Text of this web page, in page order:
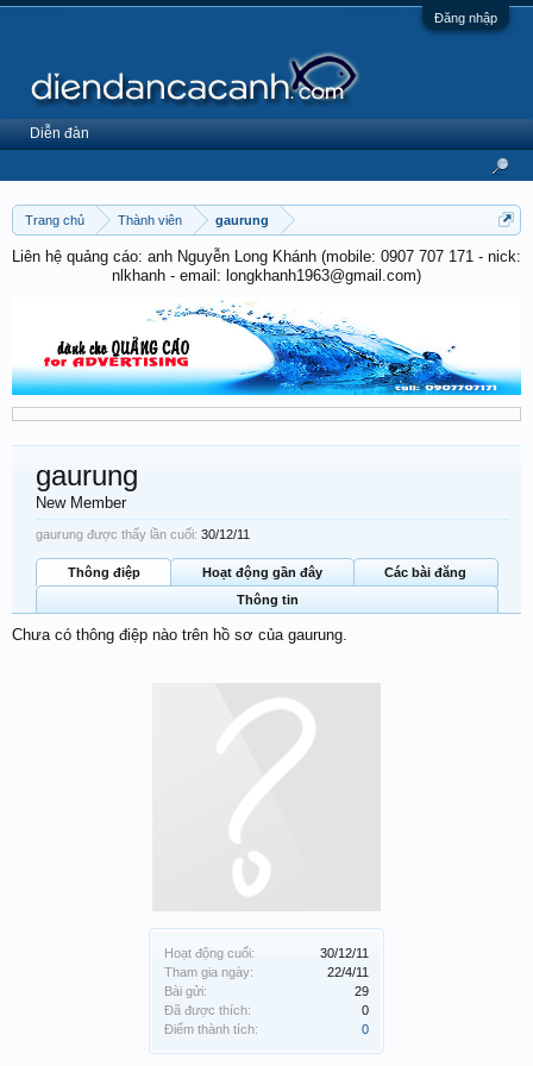
Đăng nhập
Trang chủ Thành viên gaurung
Liên hệ quảng cáo: anh Nguyễn Long Khánh (mobile: 0907 707 171 - nick:
nlkhanh - email: longkhanh1963@gmail.com)
Hoạt động cuối:
30/12/11
Tham gia ngày:
22/4/11
Bài gửi:
29
Đã được thích:
0
Điểm thành tích:
0
gaurung
New Member
gaurung được thấy lần cuối: 30/12/11
Thông điệp Hoạt động gần đây
Các bài đăng
Thông tin
Chưa có thông điệp nào trên hồ sơ của gaurung.
Diễn đàn